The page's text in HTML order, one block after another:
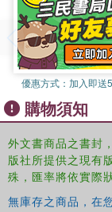
優惠方式： 加入即送
購物須知
外文書商品之書封
版社所提供之現有
殊，匯率將依實際
無庫存之商品，在